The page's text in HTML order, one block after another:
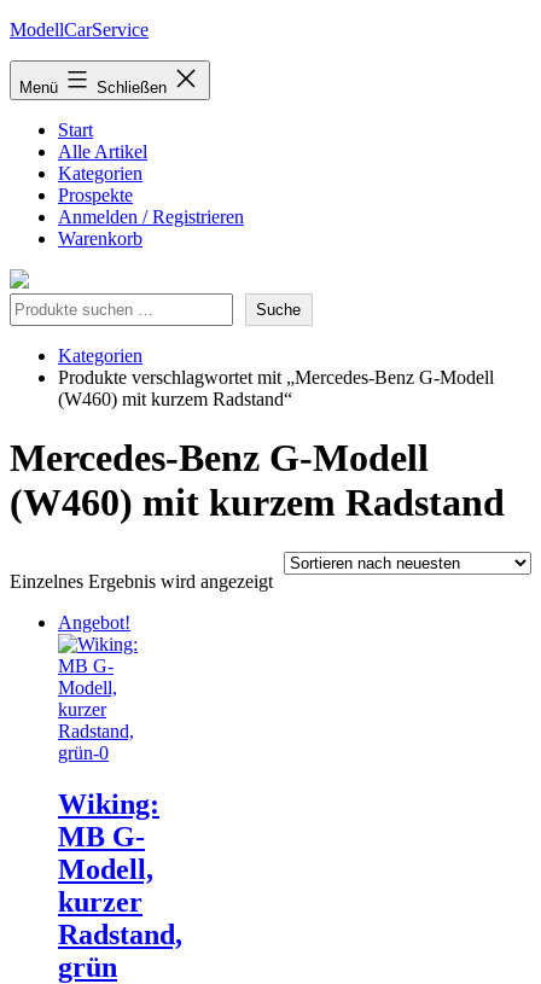
Zum
springen
ModellCarService
Menü Schließen
Start
Alle Artikel
Kategorien
Prospekte
Anmelden / Registrieren
Warenkorb
Suche Suche
Kategorien
Produkte verschlagwortet mit „Mercedes-Benz G-Modell
(W460) mit kurzem Radstand“
Mercedes-Benz G-Modell
(W460) mit kurzem Radstand
Einzelnes Ergebnis wird angezeigt
Angebot!
Wiking:
MB G-
Modell,
kurzer
Radstand,
grün